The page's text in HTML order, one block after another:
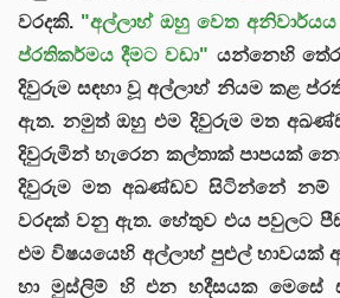
වරදකි. "අල්ලාහ් ඔහු වෙත
ප්රතිකර්මය දීමට වඩා" යන්නෙහි
දිවුරුම සඳහා වූ අල්ලාහ් නියම කළ
ඇත. නමුත් ඔහු එම දිවුරුම මත
දිවුරුමින් හැරෙන කල්තාක් පාපයක්
දිවුරුම මත අඛණ්ඩව සිටින්නේ නම්
වරදක් වනු ඇත. හේතුව එය පවුලට
එම විෂයයෙහි අල්ලාහ් පුළුල් භාවයක්
හා මුස්ලිම් හි එන හදීසයක මෙසේ